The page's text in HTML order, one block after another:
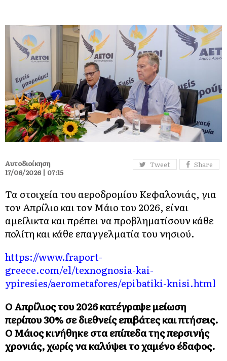
Tweet Share
Αυτοδιοίκηση
17/06/2026 | 07:15
Τα στοιχεία του αεροδρομίου Κεφαλονιάς, για
τον Απρίλιο και τον Μάιο του 2026, είναι
αμείλικτα και πρέπει να προβληματίσουν κάθε
πολίτη και κάθε επαγγελματία του νησιού.
https://www.fraport-
greece.com/el/texnognosia-kai-
ypiresies/aerometafores/epibatiki-knisi.html
Ο Απρίλιος του 2026 κατέγραψε μείωση
περίπου 30% σε διεθνείς επιβάτες και πτήσεις.
Ο Μάιος κινήθηκε στα επίπεδα της περσινής
χρονιάς, χωρίς να καλύψει το χαμένο έδαφος.